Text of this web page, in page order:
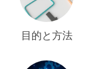
目的と方法